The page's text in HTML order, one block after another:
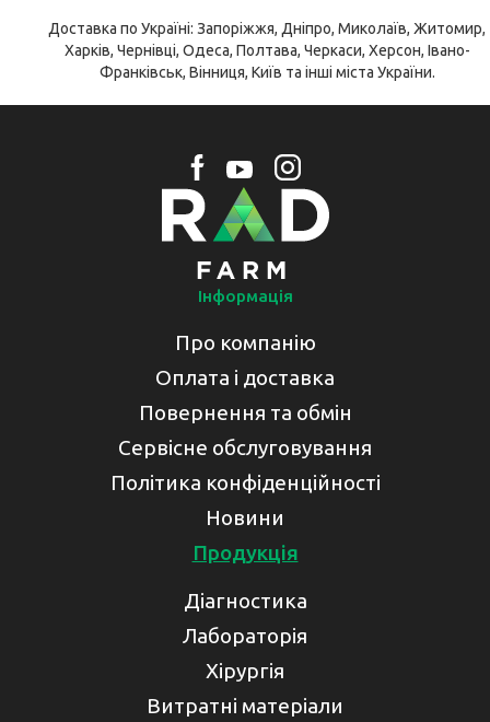
Доставка по Україні: Запоріжжя, Дніпро, Миколаїв, Житомир,
Харків, Чернівці, Одеса, Полтава, Черкаси, Херсон, Івано-
Франківськ, Вінниця, Київ та інші міста України.
Інформація
Про компанію
Оплата і доставка
Повернення та обмін
Сервісне обслуговування
Політика конфіденційності
Новини
Продукція
Діагностика
Лабораторія
Хірургія
Витратні матеріали